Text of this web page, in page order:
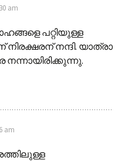
am
പറ്റിയുള്ള
നിരക്ഷരന് നന്ദി. യാത്രാ
നന്നായിരിക്കുന്നു.
am